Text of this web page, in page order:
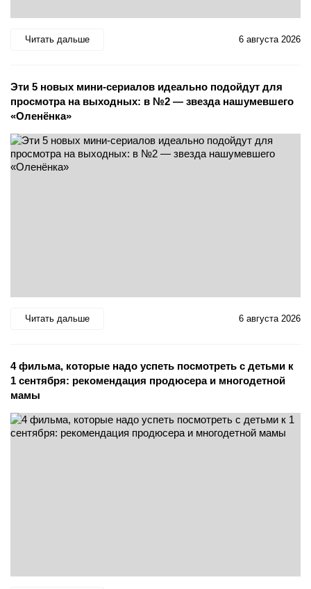
Читать дальше 6 августа 2026
Эти 5 новых мини-сериалов идеально подойдут для
просмотра на выходных: в №2 — звезда нашумевшего
«Оленёнка»
Читать дальше 6 августа 2026
4 фильма, которые надо успеть посмотреть с детьми к
1 сентября: рекомендация продюсера и многодетной
мамы